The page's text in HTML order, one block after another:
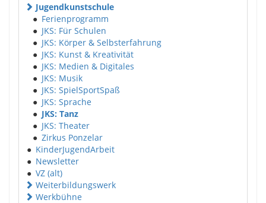
Jugendkunstschule
● Ferienprogramm
● JKS: Für Schulen
● JKS: Körper & Selbsterfahrung
● JKS: Kunst & Kreativität
● JKS: Medien & Digitales
● JKS: Musik
● JKS: SpielSportSpaß
● JKS: Sprache
● JKS: Tanz
● JKS: Theater
● Zirkus Ponzelar
● KinderJugendArbeit
● Newsletter
● VZ (alt)
Weiterbildungswerk
Werkbühne